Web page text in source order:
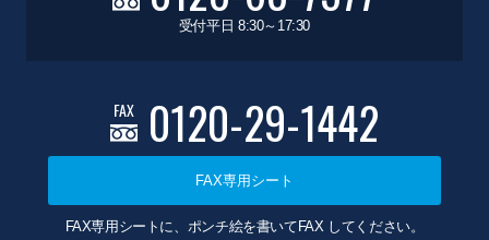
受付平日 8:30～17:30
FAX 0120-29-1442
FAX専用シート
FAX専用シートに、ポンチ絵を書いてFAX してください。